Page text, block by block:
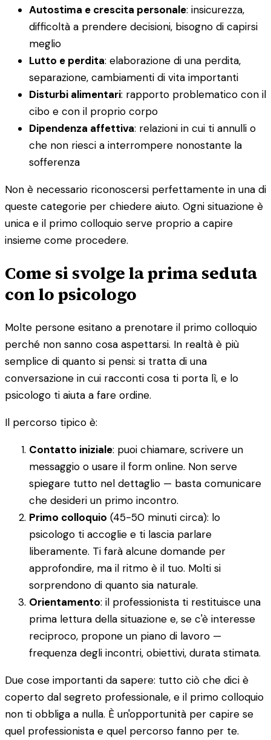
Autostima e crescita personale: insicurezza,
difficoltà a prendere decisioni, bisogno di capirsi
meglio
Lutto e perdita: elaborazione di una perdita,
separazione, cambiamenti di vita importanti
Disturbi alimentari: rapporto problematico con il
cibo e con il proprio corpo
Dipendenza affettiva: relazioni in cui ti annulli o
che non riesci a interrompere nonostante la
sofferenza
Non è necessario riconoscersi perfettamente in una di
queste categorie per chiedere aiuto. Ogni situazione è
unica e il primo colloquio serve proprio a capire
insieme come procedere.
Come si svolge la prima seduta
con lo psicologo
Molte persone esitano a prenotare il primo colloquio
perché non sanno cosa aspettarsi. In realtà è più
semplice di quanto si pensi: si tratta di una
conversazione in cui racconti cosa ti porta lì, e lo
psicologo ti aiuta a fare ordine.
Il percorso tipico è:
Contatto iniziale: puoi chiamare, scrivere un
messaggio o usare il form online. Non serve
spiegare tutto nel dettaglio — basta comunicare
che desideri un primo incontro.
Primo colloquio (45-50 minuti circa): lo
psicologo ti accoglie e ti lascia parlare
liberamente. Ti farà alcune domande per
approfondire, ma il ritmo è il tuo. Molti si
sorprendono di quanto sia naturale.
Orientamento: il professionista ti restituisce una
prima lettura della situazione e, se c'è interesse
reciproco, propone un piano di lavoro —
frequenza degli incontri, obiettivi, durata stimata.
Due cose importanti da sapere: tutto ciò che dici è
coperto dal segreto professionale, e il primo colloquio
non ti obbliga a nulla. È un'opportunità per capire se
quel professionista e quel percorso fanno per te.